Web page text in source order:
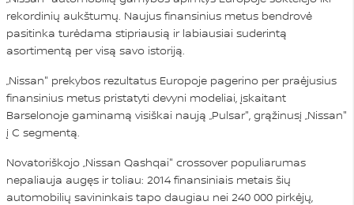
rekordinių aukštumų. Naujus finansinius metus bendrovė
pasitinka turėdama stipriausią ir labiausiai suderintą
asortimentą per visą savo istoriją.
„Nissan" prekybos rezultatus Europoje pagerino per praėjusius
finansinius metus pristatyti devyni modeliai, įskaitant
Barselonoje gaminamą visiškai naują „Pulsar", grąžinusį „Nissan"
į C segmentą.
Novatoriškojo „Nissan Qashqai" crossover populiarumas
nepaliauja augęs ir toliau: 2014 finansiniais metais šių
automobilių savininkais tapo daugiau nei 240 000 pirkėjų,